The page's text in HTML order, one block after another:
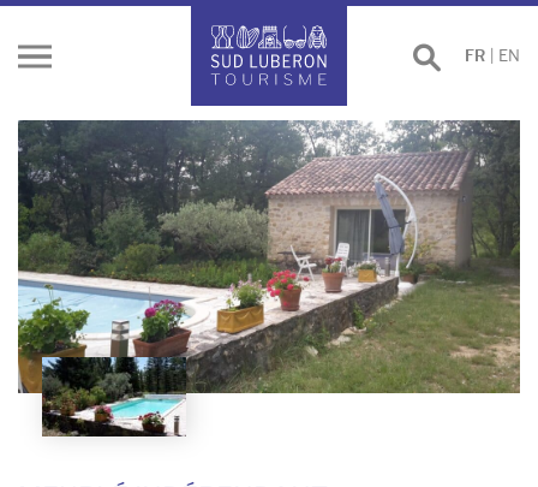
Ouvrir
Effectuer
une
FR EN